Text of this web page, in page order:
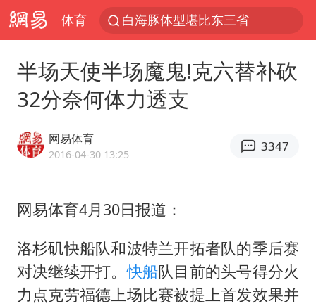
体育
白海豚体型堪比东三省
山东财大教授刘海明逝世 终年38岁
美国退回1000亿美元关税
李亚鹏向地铁吐血女孩捐99999元
台风白海豚或在华东沿海登陆
41岁女子为鼓励女儿考上985研究生
沙特否认与胡塞武装举行会谈
半场天使半场魔鬼!克六替补砍
32分奈何体力透支
网易体育
2016-04-30 13:25
3347
网易体育4月30日报道：
洛杉矶快船队和波特兰开拓者队的季后赛
对决继续开打。快船队目前的头号得分火
力点克劳福德上场比赛被提上首发效果并